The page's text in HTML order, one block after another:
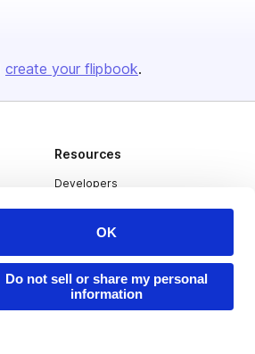
OK
Do not sell or share my personal
information
create your flipbook.
Resources
Developers
Publisher Directory